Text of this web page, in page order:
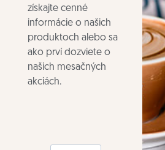
získajte cenné
informácie o našich
produktoch alebo sa
ako prví dozviete o
našich mesačných
akciách.